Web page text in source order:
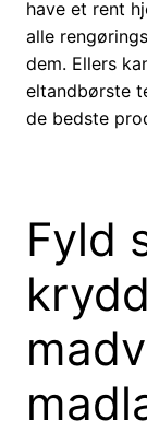
have et rent
alle
dem. Ellers
eltandbørste
de bedste
Fyld